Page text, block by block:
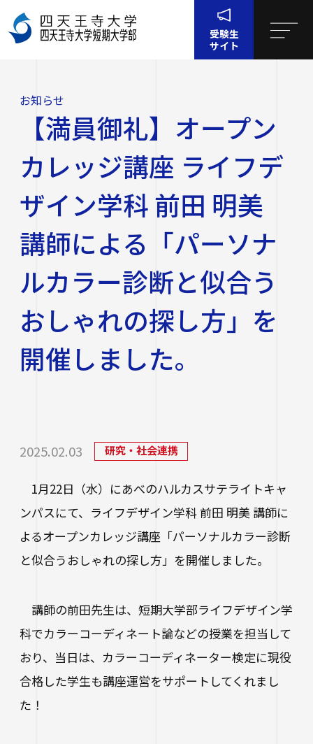
受験生
サイト
四天王寺大学について
四天王寺大学について
四天王寺大学の概要
学長挨拶
建学の精神・学園訓
沿革
大学学章・ロゴ・学歌・応援歌
教育研究上の目的・3つのポリシー
四天王寺大学の取り組み
学校法人四天王寺学園 中長期計画
学生広報スタッフ
交通アクセス
キャンパスマップ・施設紹介
大学・大学院・短大
文学部
社会学部
教育学部
経営学部
人文社会学部（2023年度以前入学生）
社会学部人間福祉学科（2026年度以前入学
生）
経営学部（2026年度以前入学生）
大学院
Webシラバス科目一覧
学生生活
学生生活
学費・奨学金
学費
奨学金
クラス担任制
障害学生支援
学生相談室
性の多様性についての基本方針
ハラスメントに関する相談
生活支援
就職・キャリア支援
就職・キャリア支援
キャリアセンター
教職教育推進センター
あべのハルカスサテライトキャンパス
免許・資格
進路状況
卒業生及び就職先アンケートについて
研究・社会連携
研究・社会連携
学び
数理・データサイエンス・AI教育プログラム
研究
外部研究費（科研費等）
研究倫理審査
社会連携
国際交流
国際交流
留学体験VOICE
海外渡航プログラム
キャンパスで国際交流
留学希望者向け情報
奨学金
関連サイト
四天王寺高等学校／中学校
四天王寺東高等学校／中学校
四天王寺大学同窓会
ハルカス大学
在学生の方
保護者の方
卒業生の方
企業・一般の方
ご寄付をお考えの方へ
教職員サイト
学生ポータルサイト
せ
お知らせ
【満員御礼】オープン
カレッジ講座 ライフデ
ザイン学科 前田 明美
講師による「パーソナ
ルカラー診断と似合う
おしゃれの探し方」を
開催しました。
2025.02.03 研究・社会連携
1月22日（水）にあべのハルカスサテライトキャ
ンパスにて、ライフデザイン学科 前田 明美 講師に
よるオープンカレッジ講座「パーソナルカラー診断
と似合うおしゃれの探し方」を開催しました。
講師の前田先生は、短期大学部ライフデザイン学
科でカラーコーディネート論などの授業を担当して
おり、当日は、カラーコーディネーター検定に現役
合格した学生も講座運営をサポートしてくれまし
た！